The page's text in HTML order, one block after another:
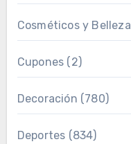
Cosméticos y Belleza
Cupones (2)
Decoración (780)
Deportes (834)